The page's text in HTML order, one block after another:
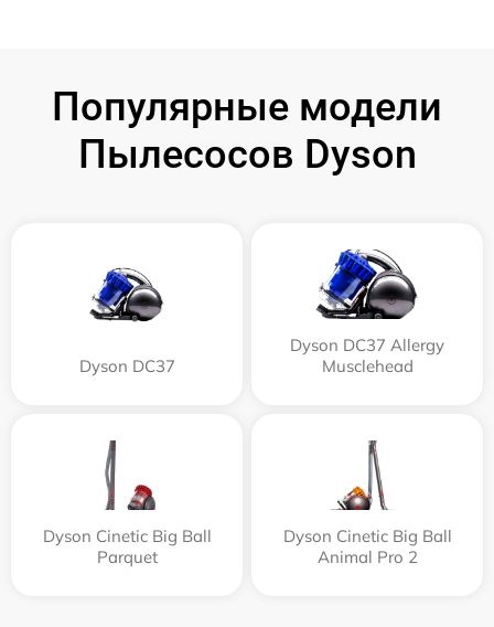
Популярные модели
Пылесосов Dyson
Dyson DC37
Dyson DC37 Allergy
Musclehead
Dyson Cinetic Big Ball
Parquet
Dyson Cinetic Big Ball
Animal Pro 2